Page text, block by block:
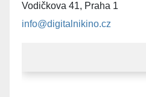
Vodičkova 41, Praha 1
info@digitalnikino.cz